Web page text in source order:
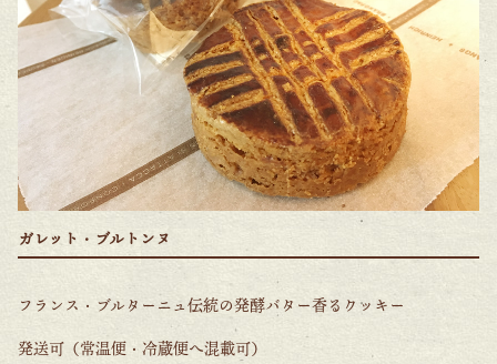
ガレット・ブルトンヌ
フランス・ブルターニュ伝統の発酵バター香るクッキー
発送可（常温便・冷蔵便へ混載可）